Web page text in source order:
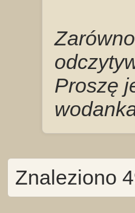
Proszę
Znaleziono